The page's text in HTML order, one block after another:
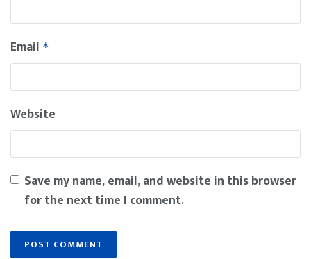
Email *
Website
Save my name, email, and website in this browser
for the next time I comment.